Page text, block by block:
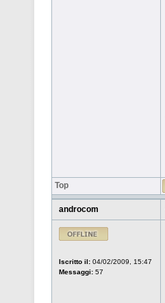
Top
androcom
Iscritto il: 04/02/2009, 15:47
Messaggi: 57